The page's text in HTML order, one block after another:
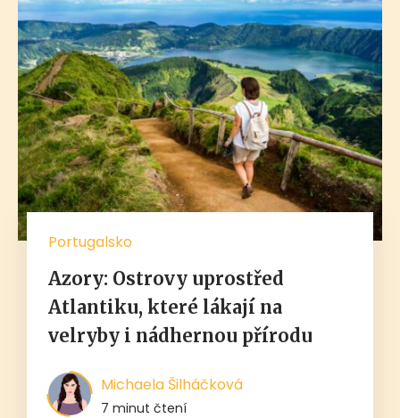
Portugalsko
Azory: Ostrovy uprostřed
Atlantiku, které lákají na
velryby i nádhernou přírodu
Michaela Šilháčková
7 minut čtení